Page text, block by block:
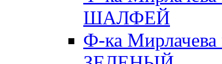
ШАЛФЕЙ
Ф-ка